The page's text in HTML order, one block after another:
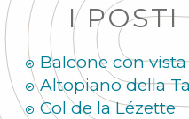
I POSTI
Balcone con
Altopiano della
Col de la Lézette